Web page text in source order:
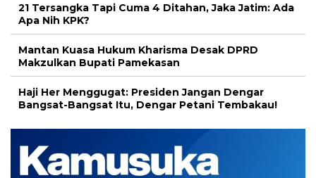
21 Tersangka Tapi Cuma 4 Ditahan, Jaka Jatim: Ada
Apa Nih KPK?
Mantan Kuasa Hukum Kharisma Desak DPRD
Makzulkan Bupati Pamekasan
Haji Her Menggugat: Presiden Jangan Dengar
Bangsat-Bangsat Itu, Dengar Petani Tembakau!